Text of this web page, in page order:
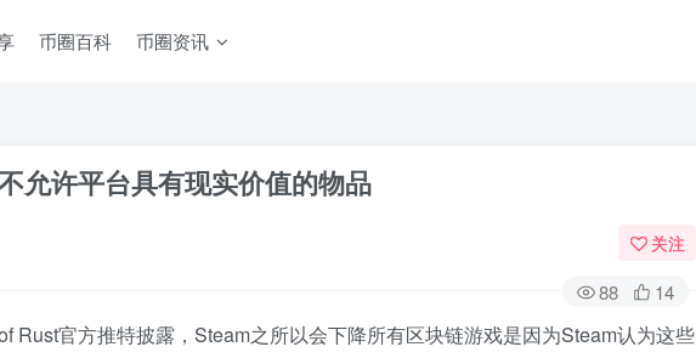
币圈百科 币圈资讯
允许平台具有现实价值的物品
关注
88 14
Rust官方推特披露，Steam之所以会下降所有区块链游戏是因为Steam认为这些